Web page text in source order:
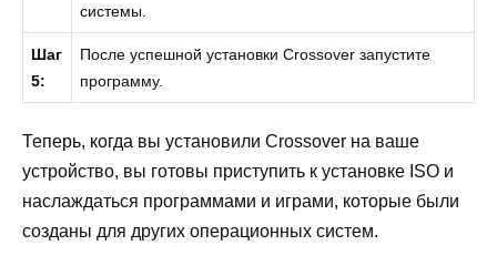
системы.
Шаг
5:
После успешной установки Crossover запустите
программу.
Теперь, когда вы установили Crossover на ваше
устройство, вы готовы приступить к установке ISO и
наслаждаться программами и играми, которые были
созданы для других операционных систем.